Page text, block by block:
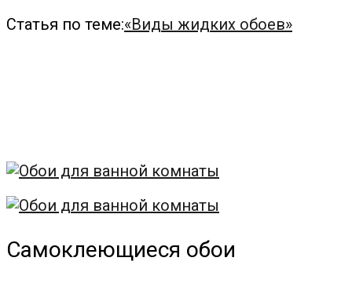
Статья по теме:«Виды жидких обоев»
Самоклеющиеся обои